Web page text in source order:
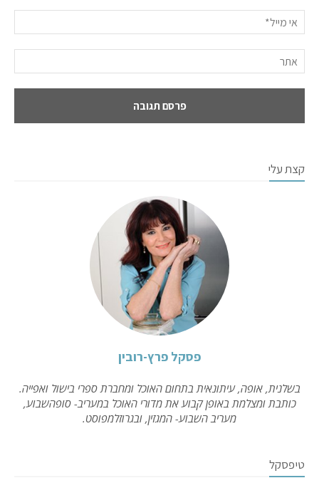
קצת עלי
פסקל פרץ-רובין
בשלנית, אופה, עיתונאית בתחום האוכל ומחברת ספרי בישול ואפייה.
כותבת ומצלמת באופן קבוע את מדורי האוכל במעריב- סופהשבוע,
מעריב השבוע- המגזין, ובגרוזלמפוסט.
טיפסקל